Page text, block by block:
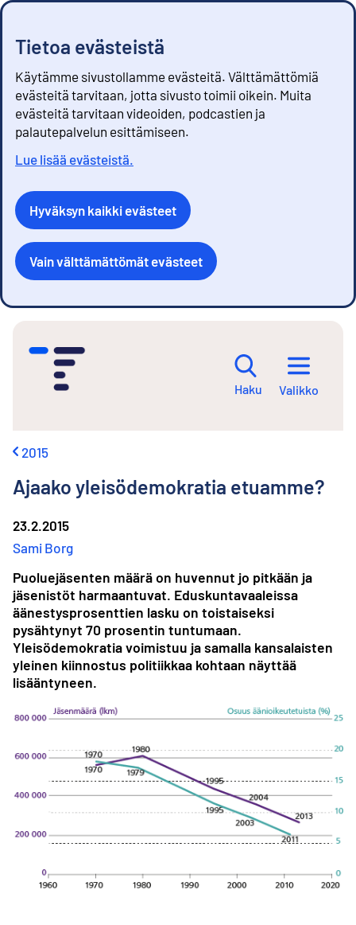
Tietoa evästeistä
Käytämme sivustollamme evästeitä. Välttämättömiä
evästeitä tarvitaan, jotta sivusto toimii oikein. Muita
evästeitä tarvitaan videoiden, podcastien ja
palautepalvelun esittämiseen.
Lue lisää evästeistä.
Hyväksyn kaikki evästeet
Vain välttämättömät evästeet
Haku Valikko
2015
Ajaako yleisödemokratia etuamme?
23.2.2015
Sami Borg
Puoluejäsenten määrä on huvennut jo pitkään ja
jäsenistöt harmaantuvat. Eduskuntavaaleissa
äänestysprosenttien lasku on toistaiseksi
pysähtynyt 70 prosentin tuntumaan.
Yleisödemokratia voimistuu ja samalla kansalaisten
yleinen kiinnostus politiikkaa kohtaan näyttää
lisääntyneen.